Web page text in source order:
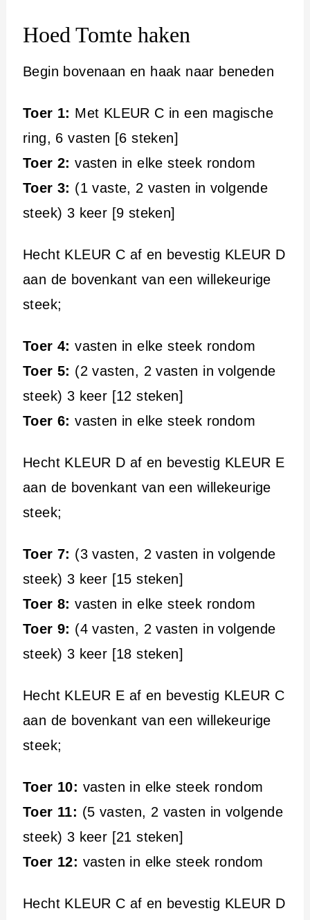
Hoed Tomte haken
Begin bovenaan en haak naar beneden
Toer 1: Met KLEUR C in een magische
ring, 6 vasten [6 steken]
Toer 2: vasten in elke steek rondom
Toer 3: (1 vaste, 2 vasten in volgende
steek) 3 keer [9 steken]
Hecht KLEUR C af en bevestig KLEUR D
aan de bovenkant van een willekeurige
steek;
Toer 4: vasten in elke steek rondom
Toer 5: (2 vasten, 2 vasten in volgende
steek) 3 keer [12 steken]
Toer 6: vasten in elke steek rondom
Hecht KLEUR D af en bevestig KLEUR E
aan de bovenkant van een willekeurige
steek;
Toer 7: (3 vasten, 2 vasten in volgende
steek) 3 keer [15 steken]
Toer 8: vasten in elke steek rondom
Toer 9: (4 vasten, 2 vasten in volgende
steek) 3 keer [18 steken]
Hecht KLEUR E af en bevestig KLEUR C
aan de bovenkant van een willekeurige
steek;
Toer 10: vasten in elke steek rondom
Toer 11: (5 vasten, 2 vasten in volgende
steek) 3 keer [21 steken]
Toer 12: vasten in elke steek rondom
Hecht KLEUR C af en bevestig KLEUR D